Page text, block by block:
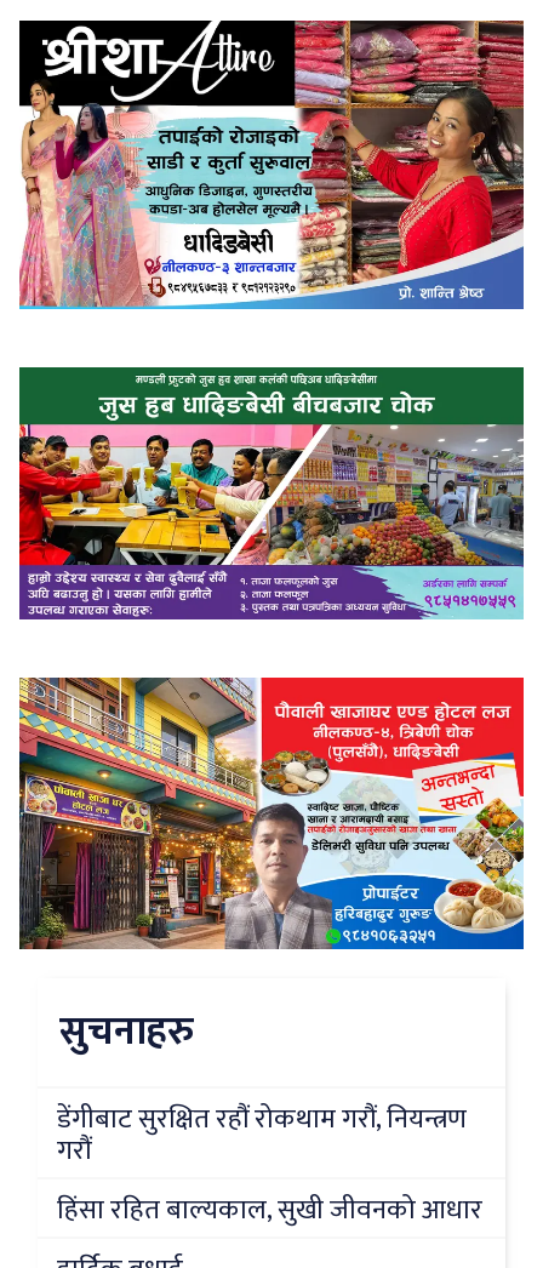
सुचनाहरु
डेंगीबाट सुरक्षित रहौं रोकथाम गरौं, नियन्त्रण
गरौं
हिंसा रहित बाल्यकाल, सुखी जीवनको आधार